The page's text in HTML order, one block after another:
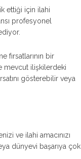
ettiği için ilahi
profesyonel
fırsatlarının bir
mevcut ilişkilerdeki
gösterebilir veya
ve ilahi amacınızı
dünyevi başarıya çok